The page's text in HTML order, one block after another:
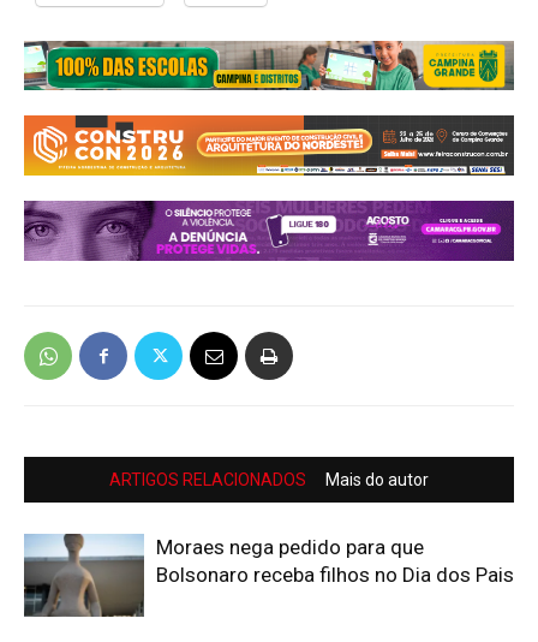
ARTIGOS RELACIONADOS Mais do autor
Moraes nega pedido para que
Bolsonaro receba filhos no Dia dos Pais